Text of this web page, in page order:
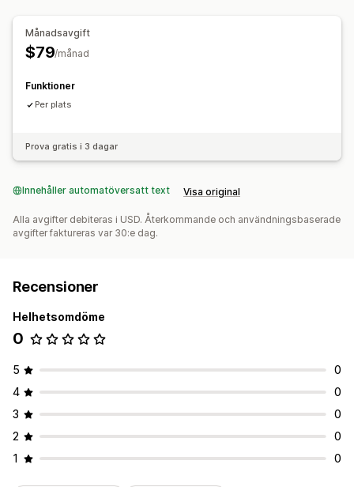
Månadsavgift
$79/månad
Funktioner
Per plats
Prova gratis i 3 dagar
Innehåller automatöversatt text Visa original
Alla avgifter debiteras i USD. Återkommande och användningsbaserade
avgifter faktureras var 30:e dag.
Recensioner
Helhetsomdöme
0
5
0
4
0
3
0
2
0
1
0